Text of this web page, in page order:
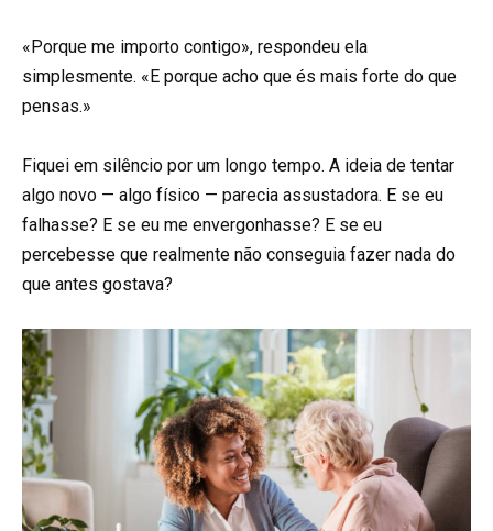
«Porque me importo contigo», respondeu ela
simplesmente. «E porque acho que és mais forte do que
pensas.»
Fiquei em silêncio por um longo tempo. A ideia de tentar
algo novo — algo físico — parecia assustadora. E se eu
falhasse? E se eu me envergonhasse? E se eu
percebesse que realmente não conseguia fazer nada do
que antes gostava?